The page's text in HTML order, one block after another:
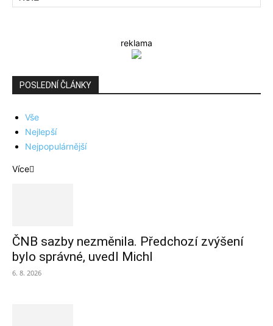
reklama
POSLEDNÍ ČLÁNKY
Vše
Nejlepší
Nejpopulárnější
Více
ČNB sazby nezměnila. Předchozí zvýšení
bylo správné, uvedl Michl
6. 8. 2026